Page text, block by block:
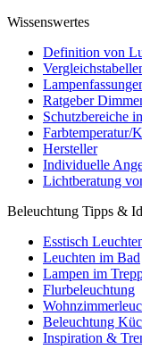
Wissenswertes
Definition von
Ratgeber
Schutzbereiche
Farbtemperatur/
Hersteller
Individuelle
Lichtberatung
Beleuchtung Tipps &
Esstisch
Leuchten im Bad
Lampen im
Flurbeleuchtung
Beleuchtung
Inspiration &